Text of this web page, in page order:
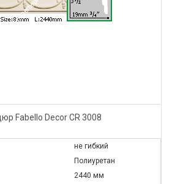
Fabello Decor CR 3008
не гибкий
Полиуретан
2440 мм